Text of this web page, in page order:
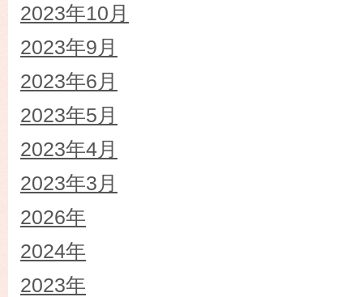
2023年10月
2023年9月
2023年6月
2023年5月
2023年4月
2023年3月
2026年
2024年
2023年